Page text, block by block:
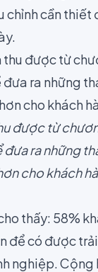
chỉnh cần
được từ
ra những
cho khách
thấy: 58%
để có được
nghiệp. Cộng